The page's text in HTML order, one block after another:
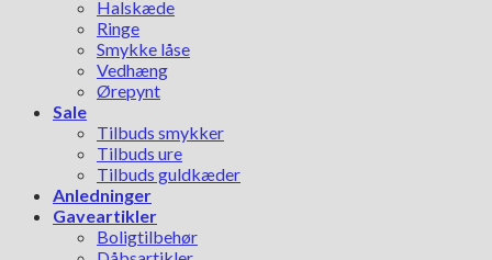
Halskæde
Ringe
Smykke låse
Vedhæng
Ørepynt
Sale
Tilbuds smykker
Tilbuds ure
Tilbuds guldkæder
Anledninger
Gaveartikler
Boligtilbehør